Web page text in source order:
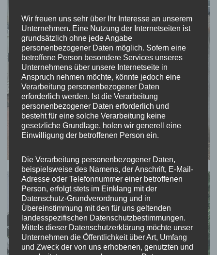
Wir freuen uns sehr über Ihr Interesse an unserem
Unternehmen. Eine Nutzung der Internetseiten ist
grundsätzlich ohne jede Angabe
personenbezogener Daten möglich. Sofern eine
betroffene Person besondere Services unseres
Unternehmens über unsere Internetseite in
Anspruch nehmen möchte, könnte jedoch eine
Verarbeitung personenbezogener Daten
erforderlich werden. Ist die Verarbeitung
personenbezogener Daten erforderlich und
besteht für eine solche Verarbeitung keine
gesetzliche Grundlage, holen wir generell eine
Einwilligung der betroffenen Person ein.
Die Verarbeitung personenbezogener Daten,
beispielsweise des Namens, der Anschrift, E-Mail-
Adresse oder Telefonnummer einer betroffenen
Person, erfolgt stets im Einklang mit der
Datenschutz-Grundverordnung und in
Übereinstimmung mit den für uns geltenden
landesspezifischen Datenschutzbestimmungen.
Mittels dieser Datenschutzerklärung möchte unser
Unternehmen die Öffentlichkeit über Art, Umfang
und Zweck der von uns erhobenen, genutzten und